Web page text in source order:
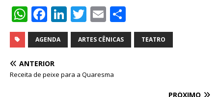
W
h
at
s
A
F
a
c
e
b
Li
n
k
dI
T
w
it
r
E
m
ai
h
ar
AGENDA ARTES CÊNICAS TEATRO
ANTERIOR
Receita de peixe para a Quaresma
PRÓXIMO